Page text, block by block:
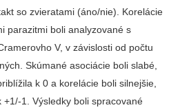
so zvieratami (áno/nie). Korelácie
parazitmi boli analyzované s
V, v závislosti od počtu
Skúmané asociácie boli slabé,
k 0 a korelácie boli silnejšie,
1. Výsledky boli spracované